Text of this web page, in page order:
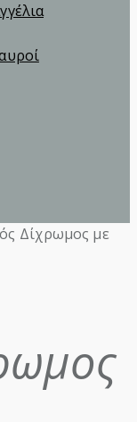
Δίχρωμος με